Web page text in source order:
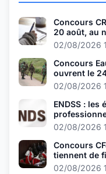
Concours
20 août, au
02/08/2026
Concours
ouvrent le
02/08/2026
ENDSS : les
août
02/08/2026
Concours
tiennent de
02/08/2026